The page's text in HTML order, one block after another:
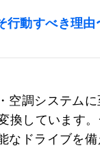
行動すべき理由
空調システムに
換しています
なドライブを備